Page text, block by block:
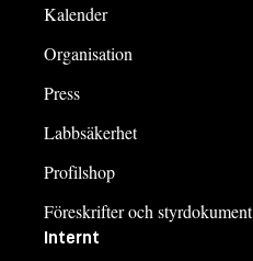
Kalender
Organisation
Press
Labbsäkerhet
Profilshop
Föreskrifter och styrdokument
Internt